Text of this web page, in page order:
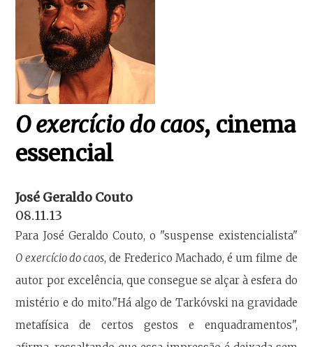
O exercício do caos, cinema
essencial
José Geraldo Couto
08.11.13
Para José Geraldo Couto, o "suspense existencialista"
O exercício do caos, de Frederico Machado, é um filme de
autor por excelência, que consegue se alçar à esfera do
mistério e do mito."Há algo de Tarkóvski na gravidade
metafísica de certos gestos e enquadramentos",